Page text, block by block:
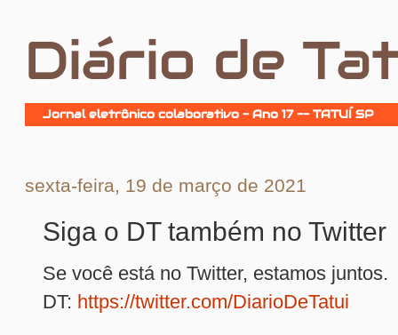
Diário de
Jornal eletrônico colaborativo - Ano 17 -- TATUÍ SP
sexta-feira, 19 de março de 2021
Siga o DT também no Twitter
Se você está no Twitter, estamos
DT: https://twitter.com/DiarioDeTatui